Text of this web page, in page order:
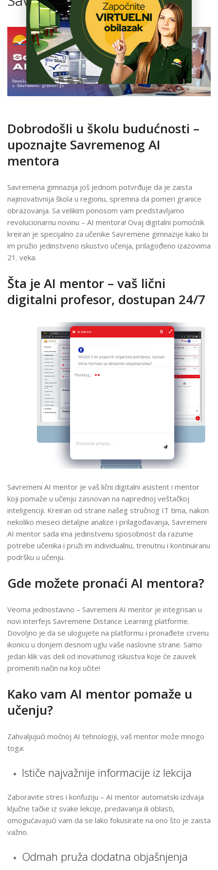
ŠKOLA
Dobrodošli u školu budućnosti –
upoznajte Savremenog AI
mentora
Savremena gimnazija još jednom potvrđuje da je zaista
najinovativnija škola u regionu, spremna da pomeri granice
obrazovanja. Sa velikim ponosom vam predstavljamo
revolucionarnu novinu – AI mentora! Ovaj digitalni pomoćnik
kreiran je specijalno za učenike Savremene gimnazije kako bi
im pružio jedinstveno iskustvo učenja, prilagođeno izazovima
21. veka.
Šta je AI mentor – vaš lični
digitalni profesor, dostupan 24/7
Savremeni AI mentor je vaš lični digitalni asistent i mentor
koji pomaže u učenju zasnovan na naprednoj veštačkoj
inteligenciji. Kreiran od strane našeg stručnog IT tima, nakon
nekoliko meseci detaljne analize i prilagođavanja, Savremeni
AI mentor sada ima jedinstvenu sposobnost da razume
potrebe učenika i pruži im individualnu, trenutnu i kontinuiranu
podršku u učenju.
Gde možete pronaći AI mentora?
Veoma jednostavno – Savremeni AI mentor je integrisan u
novi interfejs Savremene Distance Learning platforme.
Dovoljno je da se ulogujete na platformu i pronađete crvenu
ikonicu u donjem desnom uglu vaše naslovne strane. Samo
jedan klik vas deli od inovativnog iskustva koje će zauvek
promeniti način na koji učite!
Kako vam AI mentor pomaže u
učenju?
Zahvaljujući moćnoj AI tehnologiji, vaš mentor može mnogo
toga:
Ističe najvažnije informacije iz lekcija
Zaboravite stres i konfuziju – AI mentor automatski izdvaja
ključne tačke iz svake lekcije, predavanja ili oblasti,
omogućavajući vam da se lako fokusirate na ono što je zaista
važno.
Odmah pruža dodatna objašnjenja